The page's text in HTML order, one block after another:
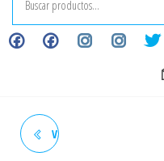
VÁLVULA DE MARIPOSA LUG